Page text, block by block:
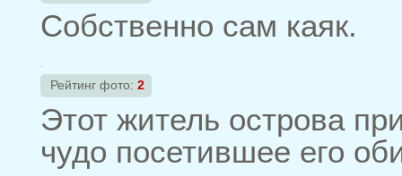
Собственно сам каяк.
Рейтинг фото: 2
Этот житель острова
чудо посетившее его